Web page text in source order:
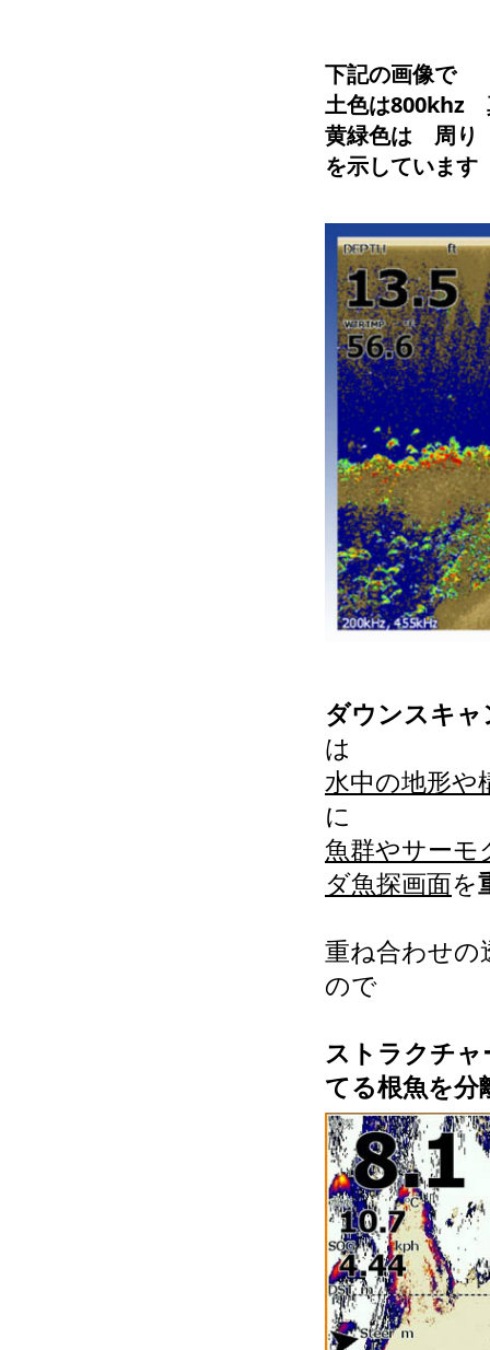
下記の画像で
土色は
黄緑色は 周
を示しています
ダウンスキ
は
水中の地形や
に
魚群やサー
ダ魚探画面を
重ね合わせの
ので
ストラクチ
てる根魚を分